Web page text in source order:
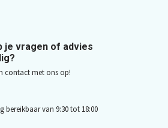
je vragen of advies
contact met ons op!
van 9:30 tot 18:00